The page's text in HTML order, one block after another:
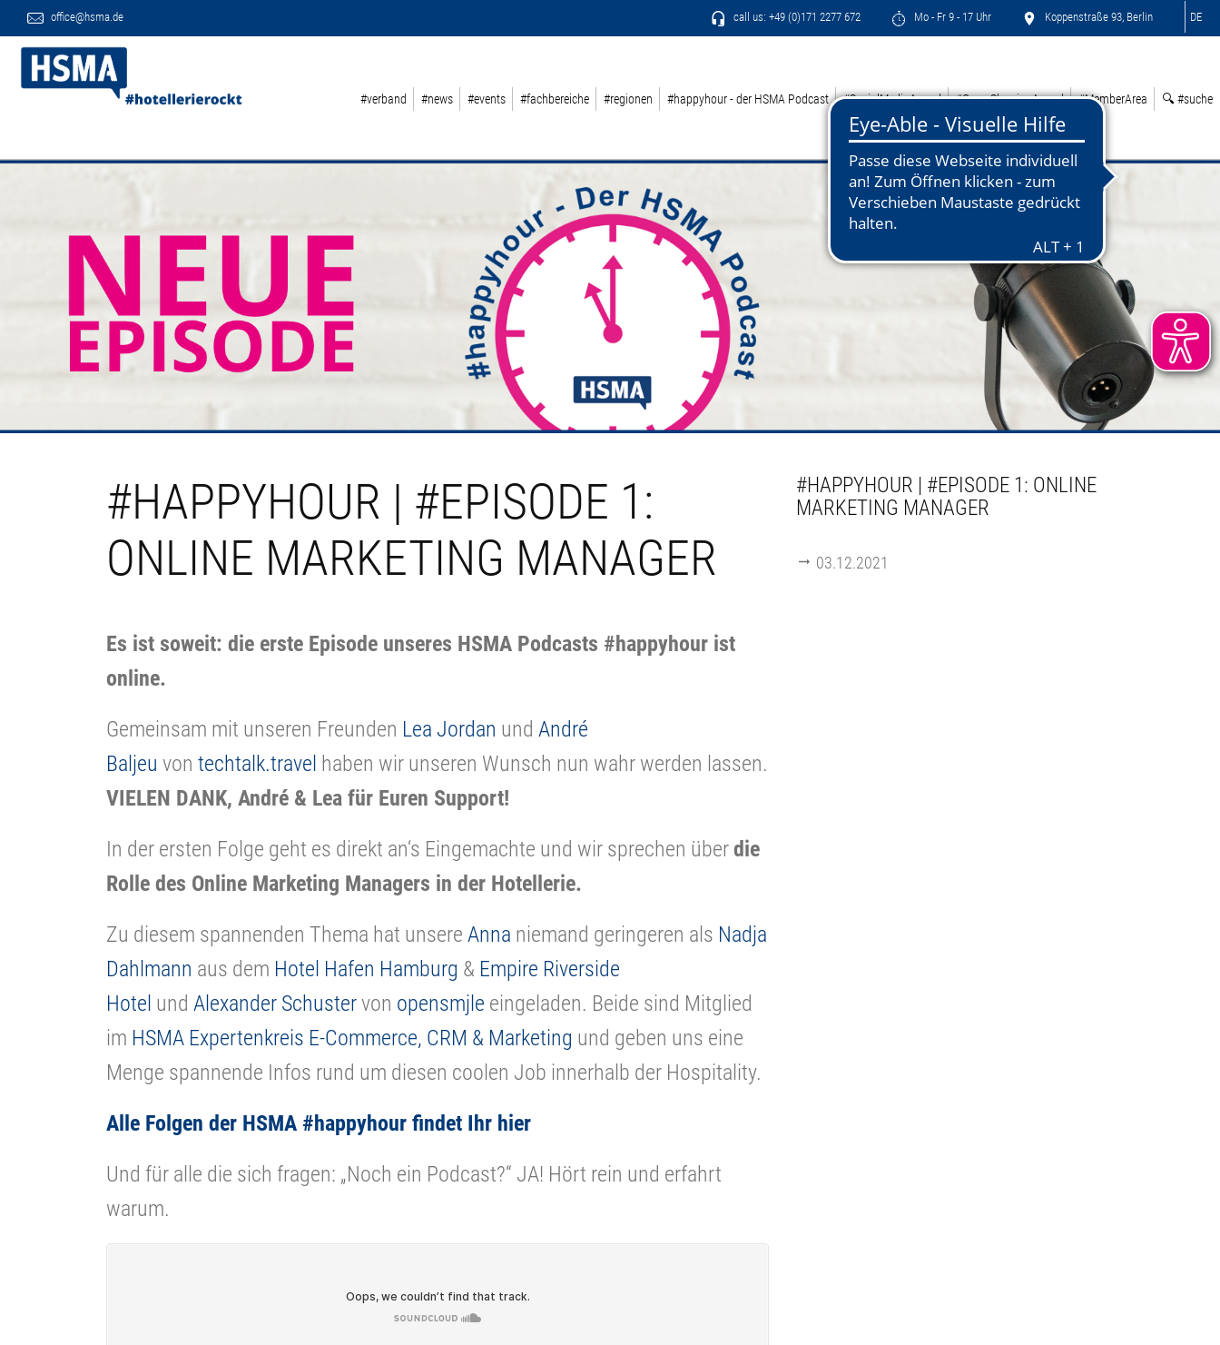
office@hsma.de call us: +49 (0)171 2277 672 Mo - Fr 9 - 17 Uhr Koppenstraße 93, Berlin DE
#verband #news #events #fachbereiche #regionen #happyhour - der HSMA Podcast #SocialMediaAward #GreenSleepingAward #MemberArea 🔍 #suche
#HAPPYHOUR | #EPISODE 1:
ONLINE MARKETING MANAGER
Es ist soweit: die erste Episode unseres HSMA Podcasts #happyhour ist
online.
Gemeinsam mit unseren Freunden Lea Jordan und André
Baljeu von techtalk.travel haben wir unseren Wunsch nun wahr werden lassen.
VIELEN DANK, André & Lea für Euren Support!
In der ersten Folge geht es direkt an‘s Eingemachte und wir sprechen überdie
Rolle des Online Marketing Managers in der Hotellerie.
Zu diesem spannenden Thema hat unsere Anna niemand geringeren als Nadja
Dahlmann aus dem Hotel Hafen Hamburg & Empire Riverside
Hotel und Alexander Schustervon opensmjle eingeladen. Beide sind Mitglied
im HSMA Expertenkreis E-Commerce, CRM & Marketing und geben uns eine
Menge spannende Infos rund um diesen coolen Job innerhalb der Hospitality.
Alle Folgen der HSMA #happyhour findet Ihr hier
Und für alle die sich fragen: „Noch ein Podcast?“ JA! Hört rein und erfahrt
warum.
#HAPPYHOUR | #EPISODE 1: ONLINE
MARKETING MANAGER
03.12.2021